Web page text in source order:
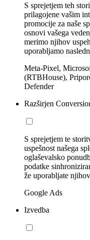
S sprejetjem teh
prilagojene vašim
promocije za naše
osnovi vašega
merimo njihov
uporabljamo
Meta-Pixel,
(RTBHouse),
Defender
Razširjen
S sprejetjem te
uspešnost našega
oglaševalsko
podatke
že uporabljate
Google Ads
Izvedba